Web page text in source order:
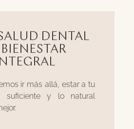
DENTAL
ir más allá, estar a tu
suficiente y lo natural